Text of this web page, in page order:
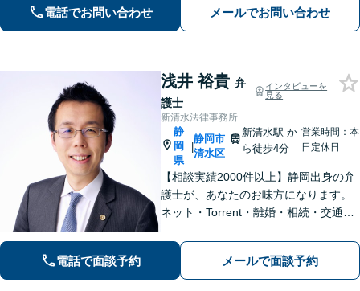
電話でお問い合わせ メールでお問い合わせ
浅井 裕貴 弁
護士
インタビューを
見る
新清水法律事務所
静
岡
県
|
静岡市
清水区
新清水駅か
ら徒歩4分
営業時間：本
日定休日
【相談実績2000件以上】静岡出身の弁
護士が、あなたのお味方になります。
ネット・Torrent・離婚・相続・交通事
談ください。初回電話10分無料。全国
対応。親身なサポートをいたします。
【新清水駅5分】
電話で面談予約 メールで面談予約